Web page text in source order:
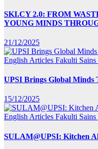
SKI.CY 2.0: FROM
YOUNG MINDS
21/12/2025
English Articles Fakulti
UPSI Brings Global Minds
15/12/2025
English Articles Fakulti
SULAM@UPSI: Kitchen